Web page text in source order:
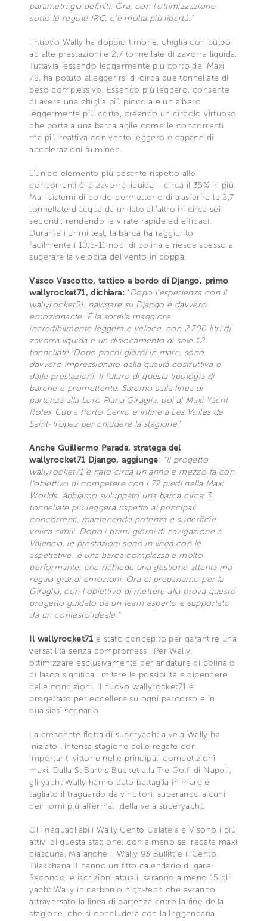
parametri già definiti. Ora, con l’ottimizzazione
sotto le regole IRC, c’è molta più libertà.”
l nuovo Wally ha doppio timone, chiglia con bulbo
ad alte prestazioni e 2,7 tonnellate di zavorra liquida.
Tuttavia, essendo leggermente più corto dei Maxi
72, ha potuto alleggerirsi di circa due tonnellate di
peso complessivo. Essendo più leggero, consente
di avere una chiglia più piccola e un albero
leggermente più corto, creando un circolo virtuoso
che porta a una barca agile come le concorrenti
ma più reattiva con vento leggero e capace di
accelerazioni fulminee.
L’unico elemento più pesante rispetto alle
concorrenti è la zavorra liquida – circa il 35% in più.
Ma i sistemi di bordo permettono di trasferire le 2,7
tonnellate d’acqua da un lato all’altro in circa sei
secondi, rendendo le virate rapide ed efficaci.
Durante i primi test, la barca ha raggiunto
facilmente i 10,5-11 nodi di bolina e riesce spesso a
superare la velocità del vento in poppa.
Vasco Vascotto, tattico a bordo di Django, primo
wallyrocket71, dichiara:“Dopo l’esperienza con il
wallyrocket51, navigare su Django è davvero
emozionante. È la sorella maggiore:
incredibilmente leggera e veloce, con 2.700 litri di
zavorra liquida e un dislocamento di sole 12
tonnellate. Dopo pochi giorni in mare, sono
davvero impressionato dalla qualità costruttiva e
dalle prestazioni. Il futuro di questa tipologia di
barche è promettente. Saremo sulla linea di
partenza alla Loro Piana Giraglia, poi al Maxi Yacht
Rolex Cup a Porto Cervo e infine a Les Voiles de
Saint-Tropez per chiudere la stagione.”
Anche Guillermo Parada, stratega del
wallyrocket71 Django, aggiunge: “Il progetto
wallyrocket71 è nato circa un anno e mezzo fa con
l’obiettivo di competere con i 72 piedi nella Maxi
Worlds. Abbiamo sviluppato una barca circa 3
tonnellate più leggera rispetto ai principali
concorrenti, mantenendo potenza e superficie
velica simili. Dopo i primi giorni di navigazione a
Valencia, le prestazioni sono in linea con le
aspettative: è una barca complessa e molto
performante, che richiede una gestione attenta ma
regala grandi emozioni. Ora ci prepariamo per la
Giraglia, con l’obiettivo di mettere alla prova questo
progetto guidato da un team esperto e supportato
da un contesto ideale.”
Il wallyrocket71 è stato concepito per garantire una
versatilità senza compromessi. Per Wally,
ottimizzare esclusivamente per andature di bolina o
di lasco significa limitare le possibilità e dipendere
dalle condizioni. Il nuovo wallyrocket71 è
progettato per eccellere su ogni percorso e in
qualsiasi scenario.
La crescente flotta di superyacht a vela Wally ha
iniziato l’intensa stagione delle regate con
importanti vittorie nelle principali competizioni
maxi. Dalla St Barths Bucket alla Tre Golfi di Napoli,
gli yacht Wally hanno dato battaglia in mare e
tagliato il traguardo da vincitori, superando alcuni
dei nomi più affermati della vela superyacht.
Gli ineguagliabili Wally Cento Galateia e V sono i più
attivi di questa stagione, con almeno sei regate maxi
ciascuna. Ma anche il Wally 93 Bullitt e il Cento
Tilakkhana II hanno un fitto calendario di gare.
Secondo le iscrizioni attuali, saranno almeno 15 gli
yacht Wally in carbonio high-tech che avranno
attraversato la linea di partenza entro la fine della
stagione, che si concluderà con la leggendaria